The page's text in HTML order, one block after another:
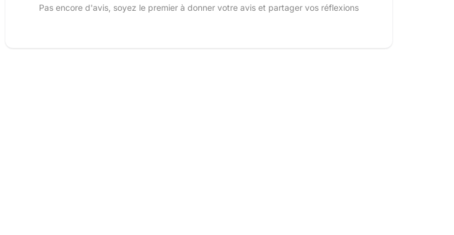
Pas encore d'avis, soyez le premier à donner votre avis et partager vos réflexions